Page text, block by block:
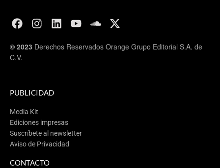
© 2023 Derechos Reservados Orange Grupo Editorial S.A. de
C.V.
PUBLICIDAD
Media Kit
Ediciones impresas
Suscríbete al newsletter
Aviso de Privacidad
CONTACTO